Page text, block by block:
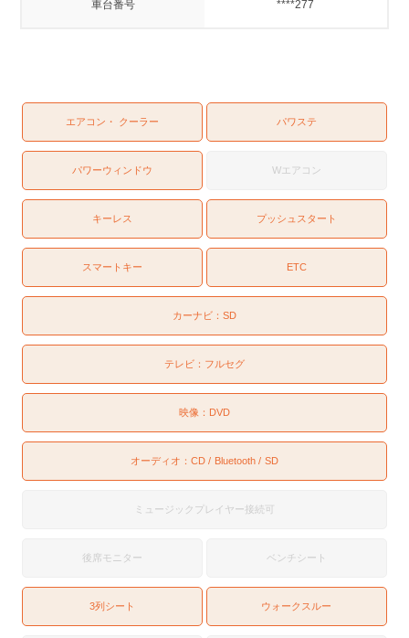
車台番号 ****277
エアコン・ クーラー パワステ
パワーウィンドウ Wエアコン
キーレス プッシュスタート
スマートキー ETC
カーナビ： SD
テレビ： フルセグ
映像： DVD
オーディオ： CD Bluetooth SD
ミュージックプレイヤー接続可
後席モニター ベンチシート
3列シート ウォークスルー